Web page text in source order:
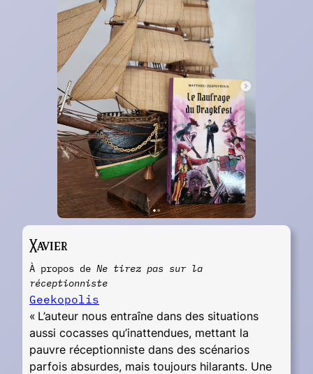
Xavier
À propos de Ne tirez pas sur la
réceptionniste
Geekopolis
« L’auteur nous entraîne dans des situations
aussi cocasses qu’inattendues, mettant la
pauvre réceptionniste dans des scénarios
parfois absurdes, mais toujours hilarants. Une